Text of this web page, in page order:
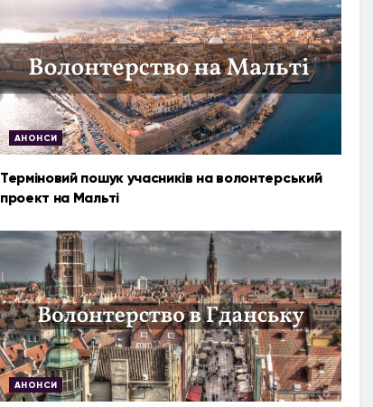
АНОНСИ
Терміновий пошук учасників на волонтерський
проект на Мальті
АНОНСИ